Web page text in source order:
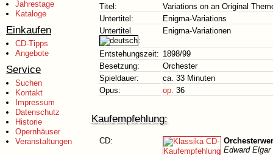
Jahrestage
Kataloge
Einkaufen
CD-Tipps
Angebote
Service
Suchen
Kontakt
Impressum
Datenschutz
Historie
Opernhäuser
Veranstaltungen
Titel:
Variations on an Original
Untertitel:
Enigma-Variations
Untertitel
:
Enigma-Variationen
Entstehungszeit: 1898/99
Besetzung:
Orchester
Spieldauer:
ca. 33 Minuten
Opus:
op. 36
Kaufempfehlung:
CD:
Edward Elgar